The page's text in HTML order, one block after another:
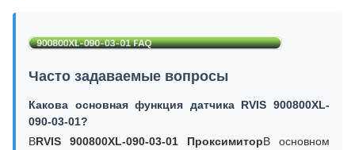
Часто задаваемые вопросы
Какова основная функция датчика RVIS 900800XL-
090-03-01?
ВRVIS 900800XL-090-03-01 ПроксимиторВ основном